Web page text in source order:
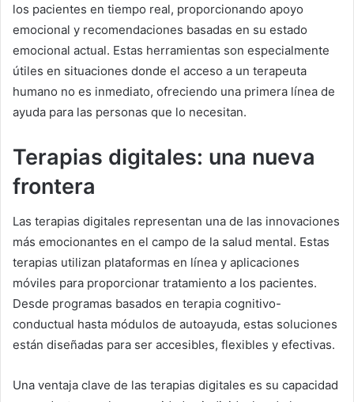
los pacientes en tiempo real, proporcionando apoyo
emocional y recomendaciones basadas en su estado
emocional actual. Estas herramientas son especialmente
útiles en situaciones donde el acceso a un terapeuta
humano no es inmediato, ofreciendo una primera línea de
ayuda para las personas que lo necesitan.
Terapias digitales: una nueva
frontera
Las terapias digitales representan una de las innovaciones
más emocionantes en el campo de la salud mental. Estas
terapias utilizan plataformas en línea y aplicaciones
móviles para proporcionar tratamiento a los pacientes.
Desde programas basados en terapia cognitivo-
conductual hasta módulos de autoayuda, estas soluciones
están diseñadas para ser accesibles, flexibles y efectivas.
Una ventaja clave de las terapias digitales es su capacidad